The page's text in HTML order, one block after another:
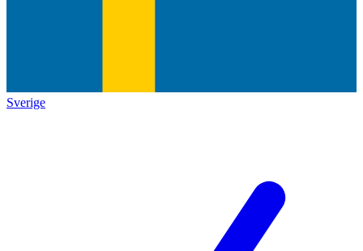
Sverige